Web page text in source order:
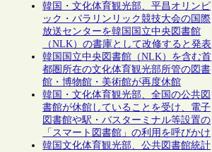
韓国・文化体育観光部、平昌オリンピ
ック・パラリンリック競技大会の国際
放送センターを韓国国立中央図書館
（NLK）の書庫として改修すると発表
韓国国立中央図書館（NLK）を含む首
都圏所在の文化体育観光部所管の図書
館・博物館・美術館が再度休館
韓国・文化体育観光部、全国の公共図
書館が休館していることを受け、電子
図書館や駅・バスターミナル等設置の
「スマート図書館」の利用を呼びかけ
韓国文化体育観光部、公共図書館統計